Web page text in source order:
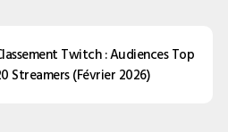
Twitch : Audiences Top
Streamers (Février 2026)